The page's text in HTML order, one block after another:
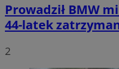
Prowadził BMW
44-latek
2